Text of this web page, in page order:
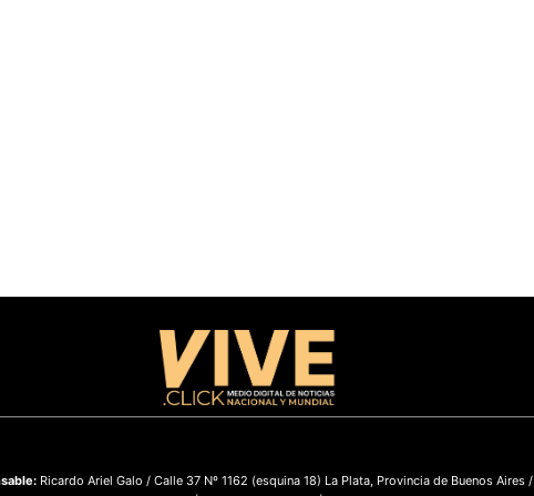
Ricardo Ariel Galo / Calle 37 Nº 1162 (esquina 18) La Plata, Provincia de Buenos Aires /